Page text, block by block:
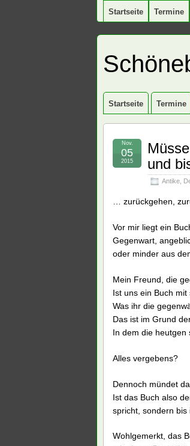
Startseite Termine
Startseite Termine
und
Antike
Nov.
05
2015
… zurückgehen,
Vor mir liegt ein
Gegenwart,
oder minder aus
Mein Freund, die
Ist uns ein Buch mit
Was ihr die
Das ist im Grund
In dem die heutgen
Alles vergebens?
Dennoch mündet
Ist das Buch also
spricht, sondern bis
Wohlgemerkt, das